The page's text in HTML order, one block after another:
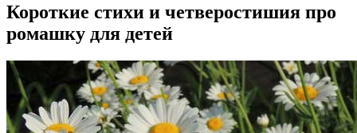
Короткие стихи и четверостишия про
ромашку для детей